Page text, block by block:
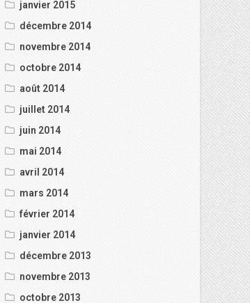
janvier 2015
décembre 2014
novembre 2014
octobre 2014
août 2014
juillet 2014
juin 2014
mai 2014
avril 2014
mars 2014
février 2014
janvier 2014
décembre 2013
novembre 2013
octobre 2013